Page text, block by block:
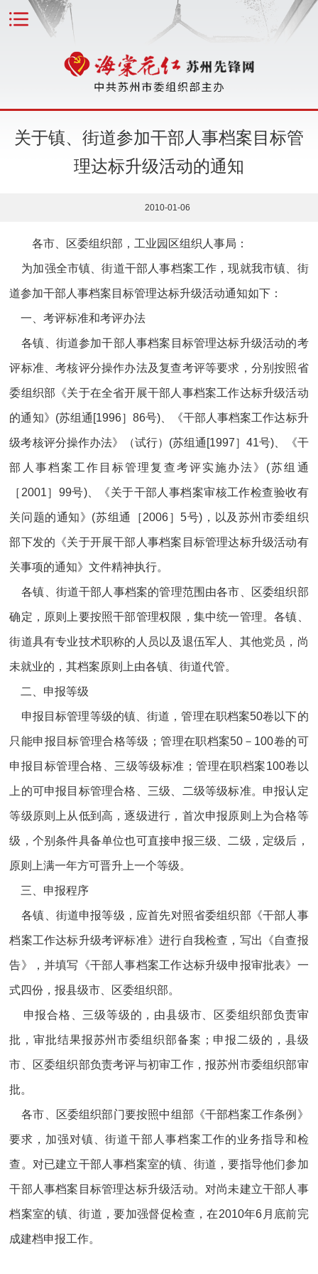
关于镇、街道参加干部人事档案目标管
理达标升级活动的通知
2010-01-06
各市、区委组织部，工业园区组织人事局：
为加强全市镇、街道干部人事档案工作，现就我市镇、街
道参加干部人事档案目标管理达标升级活动通知如下：
一、考评标准和考评办法
各镇、街道参加干部人事档案目标管理达标升级活动的考
评标准、考核评分操作办法及复查考评等要求，分别按照省
委组织部《关于在全省开展干部人事档案工作达标升级活动
的通知》(苏组通[1996］86号)、《干部人事档案工作达标升
级考核评分操作办法》（试行）(苏组通[1997］41号)、《干
部人事档案工作目标管理复查考评实施办法》(苏组通
［2001］99号)、《关于干部人事档案审核工作检查验收有
关问题的通知》(苏组通［2006］5号)，以及苏州市委组织
部下发的《关于开展干部人事档案目标管理达标升级活动有
关事项的通知》文件精神执行。
各镇、街道干部人事档案的管理范围由各市、区委组织部
确定，原则上要按照干部管理权限，集中统一管理。各镇、
街道具有专业技术职称的人员以及退伍军人、其他党员，尚
未就业的，其档案原则上由各镇、街道代管。
二、申报等级
申报目标管理等级的镇、街道，管理在职档案50卷以下的
只能申报目标管理合格等级；管理在职档案50－100卷的可
申报目标管理合格、三级等级标准；管理在职档案100卷以
上的可申报目标管理合格、三级、二级等级标准。申报认定
等级原则上从低到高，逐级进行，首次申报原则上为合格等
级，个别条件具备单位也可直接申报三级、二级，定级后，
原则上满一年方可晋升上一个等级。
三、申报程序
各镇、街道申报等级，应首先对照省委组织部《干部人事
档案工作达标升级考评标准》进行自我检查，写出《自查报
告》，并填写《干部人事档案工作达标升级申报审批表》一
式四份，报县级市、区委组织部。
申报合格、三级等级的，由县级市、区委组织部负责审
批，审批结果报苏州市委组织部备案；申报二级的，县级
市、区委组织部负责考评与初审工作，报苏州市委组织部审
批。
各市、区委组织部门要按照中组部《干部档案工作条例》
要求，加强对镇、街道干部人事档案工作的业务指导和检
查。对已建立干部人事档案室的镇、街道，要指导他们参加
干部人事档案目标管理达标升级活动。对尚未建立干部人事
档案室的镇、街道，要加强督促检查，在2010年6月底前完
成建档申报工作。